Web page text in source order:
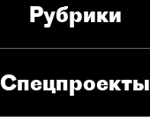
Рубрики
Спец­проекты